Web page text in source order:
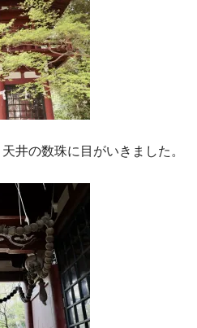
井の数珠に目がいきました。